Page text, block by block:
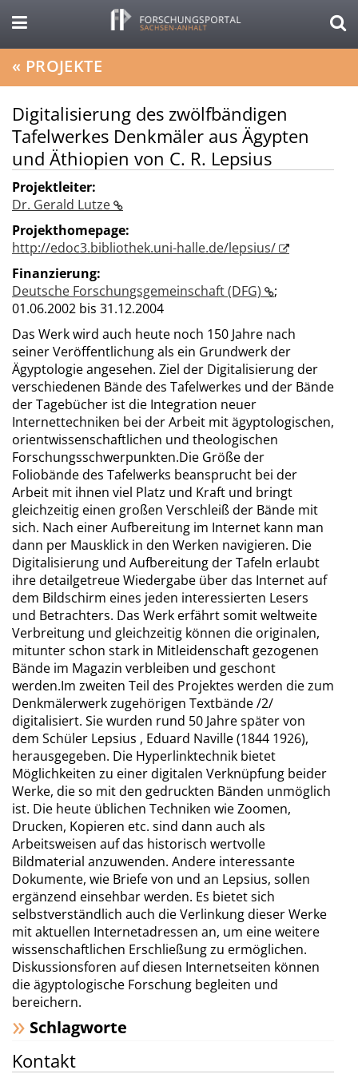
« PROJEKTE
Digitalisierung des zwölfbändigen
Tafelwerkes Denkmäler aus Ägypten
und Äthiopien von C. R. Lepsius
Projektleiter:
Dr. Gerald Lutze
Projekthomepage:
http://edoc3.bibliothek.uni-halle.de/lepsius/
Finanzierung:
Deutsche Forschungsgemeinschaft (DFG)
;
01.06.2002 bis 31.12.2004
Das Werk wird auch heute noch 150 Jahre nach
seiner Veröffentlichung als ein Grundwerk der
Ägyptologie angesehen. Ziel der Digitalisierung der
verschiedenen Bände des Tafelwerkes und der Bände
der Tagebücher ist die Integration neuer
Internettechniken bei der Arbeit mit ägyptologischen,
orientwissenschaftlichen und theologischen
Forschungsschwerpunkten.Die Größe der
Foliobände des Tafelwerks beansprucht bei der
Arbeit mit ihnen viel Platz und Kraft und bringt
gleichzeitig einen großen Verschleiß der Bände mit
sich. Nach einer Aufbereitung im Internet kann man
dann per Mausklick in den Werken navigieren. Die
Digitalisierung und Aufbereitung der Tafeln erlaubt
ihre detailgetreue Wiedergabe über das Internet auf
dem Bildschirm eines jeden interessierten Lesers
und Betrachters. Das Werk erfährt somit weltweite
Verbreitung und gleichzeitig können die originalen,
mitunter schon stark in Mitleidenschaft gezogenen
Bände im Magazin verbleiben und geschont
werden.Im zweiten Teil des Projektes werden die zum
Denkmälerwerk zugehörigen Textbände /2/
digitalisiert. Sie wurden rund 50 Jahre später von
dem Schüler Lepsius , Eduard Naville (1844 1926),
herausgegeben. Die Hyperlinktechnik bietet
Möglichkeiten zu einer digitalen Verknüpfung beider
Werke, die so mit den gedruckten Bänden unmöglich
ist. Die heute üblichen Techniken wie Zoomen,
Drucken, Kopieren etc. sind dann auch als
Arbeitsweisen auf das historisch wertvolle
Bildmaterial anzuwenden. Andere interessante
Dokumente, wie Briefe von und an Lepsius, sollen
ergänzend einsehbar werden. Es bietet sich
selbstverständlich auch die Verlinkung dieser Werke
mit aktuellen Internetadressen an, um eine weitere
wissenschaftlichen Erschließung zu ermöglichen.
Diskussionsforen auf diesen Internetseiten können
die ägyptologische Forschung begleiten und
bereichern.
Schlagworte
Kontakt